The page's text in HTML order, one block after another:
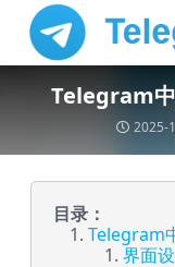
Telegram
2025-
目录：
Telegram
界面